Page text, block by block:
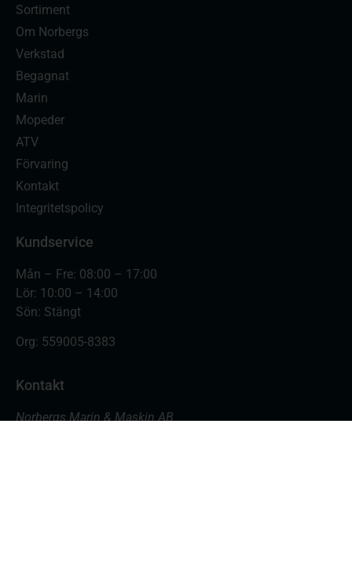
Sortiment
Om Norbergs
Verkstad
Begagnat
Marin
Mopeder
ATV
Förvaring
Kontakt
Integritetspolicy
Kundservice
Mån – Fre: 08:00 – 17:00
Lör: 10:00 – 14:00
Sön: Stängt
Org: 559005-8383
Kontakt
Norbergs Marin & Maskin AB